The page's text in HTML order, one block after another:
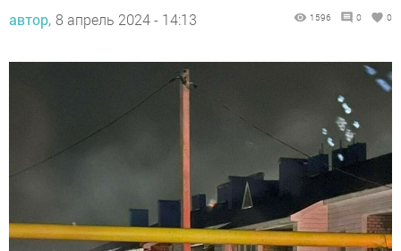
автор, 8 апрель 2024 - 14:13 1596 0 0